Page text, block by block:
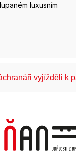
luxusním
vyjížděli k